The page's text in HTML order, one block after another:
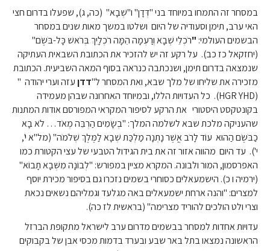
במסחר זה התמחו במיוחד בני "דְּדָן" ו"שְׁבָא" (כה, ג), שפעלו בדרום חצי
האי ערב, תימן וסעודיה של היום ושלטו במשך מאות שנים במסחר
הבשמים העולמי: "רֹכְלֵי שְׁבָא וְרַעְמָה הֵמָּה רֹכְלָיִךְ בְּרֹאשׁ כָּל-בֹּשֶׂם"
(יחזקאל כז כב). על רקע זה יש להזכיר את הכתובת השבאית העתיקה
שנמצאה בדרום תימן, ושנכתבה כנראה בסוף המאה השביעית. הכתובת
מזכירה את שליחו של מלך שבא, ואת המסחר ל"דדןעזה וערי יהודה "
(HGR YHD). כל העדויות הללו, ובמיוחד האחרונה שבהן מעמידה
בקונטקסט היסטורי את הרקע לסיפור המקראי המפורסם אודות המתנות
שהעניקה מלכת שבא לשלמה המלך: "בְשָׂמִים הַרְבֵּה מְאֹד… לֹא בָא
כַבֹּשֶׂם הַהוּא עוֹד לָרֹב אֲשֶׁר נָתְנָה מַלְכַּת שְׁבָא לַמֶּלֶךְ שְׁלֹמֹה" (מל"א י',
י'). עד היום מהווה אזור זה את בית הגידול הטבעי של עצי הקטורת כמו
האפרסמון, המור ולבונה. המקרא מציין במפורש: "לְבוֹנָה מִשְּׁבָא תָבוֹא"
(ירמיה ו כ). הישמעאלים כסוחרי בשמים נזכרו גם בסיפור מכירת יוסף
למצרים: "והנה ארחת ישמעאלים באה מגלעד וגמליהם נשאים נכאת
וצרי ולט הולכים להוריד מצרימה" (בראשית לז כה).
עדויות אחדות למסחר בבשמים מדרום ערב לישראל מתקופת הברזל
הראשונה נמצאו בתל באר שבע ובערד בדמות מכסי אבן של בקבוקים